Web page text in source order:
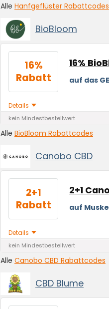
Alle Hanfgeflüster Rabattcodes
BioBloom
16%
Rabatt
16%
auf das
Details
BioBloom
kein Mindestbestellwert
Alle BioBloom Rabattcodes
Canobo CBD
2+1
Rabatt
2+1
auf
Details
kein Mindestbestellwert
Alle Canobo CBD Rabattcodes
CBD Blume